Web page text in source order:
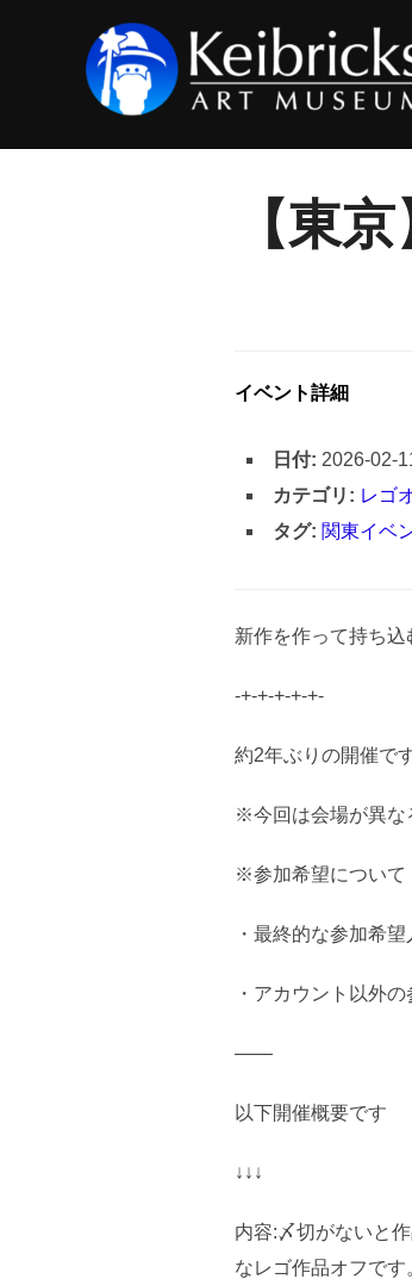
ツ
【東
イベント詳細
日付: 2026-02-
カテゴリ: レゴ
タグ: 関東イベ
新作を作って持ち込
-+-+-+-+-+-
約2年ぶりの開催です
※今回は会場が異な
※参加希望について
・ 最終的な参加希望
・アカウント以外
——
以下開催概要です
↓↓↓
内容:〆切がないと
なレゴ作品オフです